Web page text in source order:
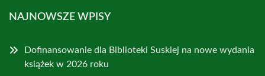
NAJNOWSZE WPISY
Dofinansowanie dla Biblioteki Suskiej na nowe wydania
książek w 2026 roku